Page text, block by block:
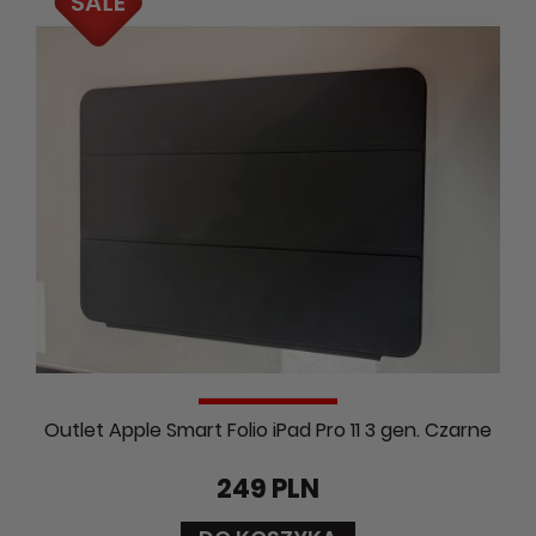
Outlet Apple Smart Folio iPad Pro 11 3 gen. Czarne
249 PLN